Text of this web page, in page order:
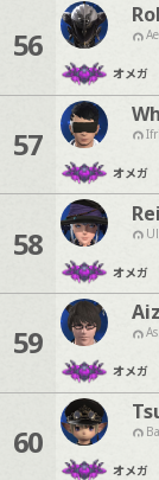
56
オメガ
57
オメガ
58
オメガ
59
オメガ
60
オメガ